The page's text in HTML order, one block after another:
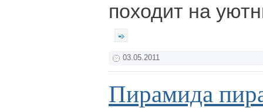
походит на
03.05.2011
Пирамида